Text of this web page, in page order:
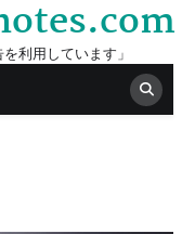
利用しています」